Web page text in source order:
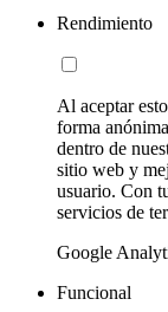
Rendimiento
Al aceptar
forma
dentro de
sitio web y
usuario. Con
servicios de
Google
Funcional